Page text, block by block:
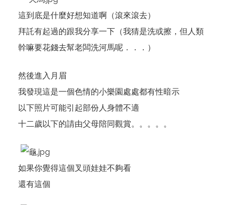
這到底是什麼好想知道啊（滾來滾去）
拜託有起過的跟我分享一下（我猜是洗或擦，但人類
幹嘛要花錢去幫老闆洗河馬呢．．．）
然後進入月眉
我發現這是一個色情的小樂園處處都有性暗示
以下照片可能引起部份人身體不適
十二歲以下的請由父母陪同觀賞。。。。。
如果你覺得這個叉頭娃娃不夠看
還有這個